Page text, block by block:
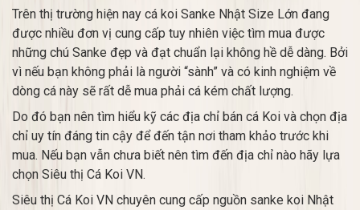
Trên thị trường hiện nay cá koi Sanke Nhật Size Lớn đang
được nhiều đơn vị cung cấp tuy nhiên việc tìm mua được
những chú Sanke đẹp và đạt chuẩn lại không hề dễ dàng. Bởi
vì nếu bạn không phải là người “sành” và có kinh nghiệm về
dòng cá này sẽ rất dễ mua phải cá kém chất lượng.
Do đó bạn nên tìm hiểu kỹ các địa chỉ bán cá Koi và chọn địa
chỉ uy tín đáng tin cậy để đến tận nơi tham khảo trước khi
mua. Nếu bạn vẫn chưa biết nên tìm đến địa chỉ nào hãy lựa
chọn Siêu thị Cá Koi VN.
Siêu thị Cá Koi VN chuyên cung cấp nguồn sanke koi Nhật